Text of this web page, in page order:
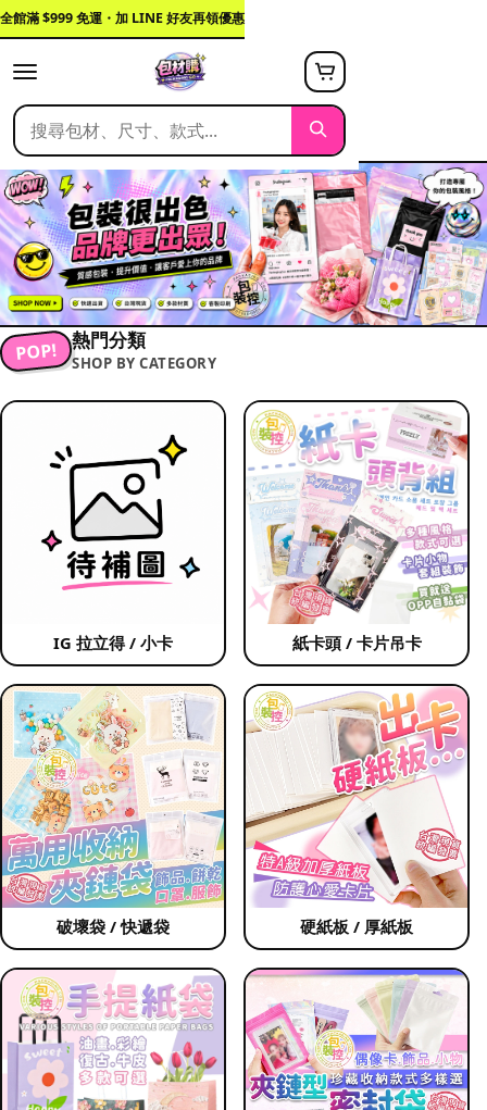
全館滿 $999 免運・加 LINE 好友再領優惠
POP! 熱門分類
SHOP BY CATEGORY
IG 拉立得 / 小卡 紙卡頭 / 卡片吊卡
破壞袋 / 快遞袋 硬紙板 / 厚紙板